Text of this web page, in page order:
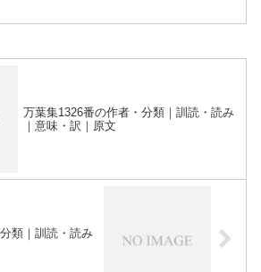
万葉集1326番の作者・分類｜訓読・読み
｜意味・訳｜原文
類｜訓読・読み